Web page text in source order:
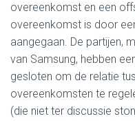
overeenkomst en een
overeenkomst is door
aangegaan. De partijen,
van Samsung, hebben
gesloten om de relatie
overeenkomsten te
(die niet ter discussie